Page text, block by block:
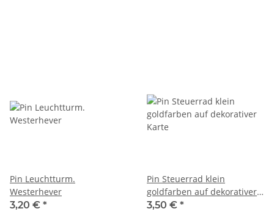
Pin Leuchtturm.
Westerhever
3,20 € *
Pin Steuerrad klein
goldfarben auf dekorativer
Karte
3,50 € *